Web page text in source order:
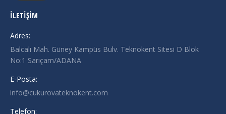
İLETİŞİM
Adres:
Balcalı Mah. Güney Kampüs Bulv. Teknokent Sitesi D Blok
No:1 Sarıçam/ADANA
E-Posta:
info@cukurovateknokent.com
Telefon: